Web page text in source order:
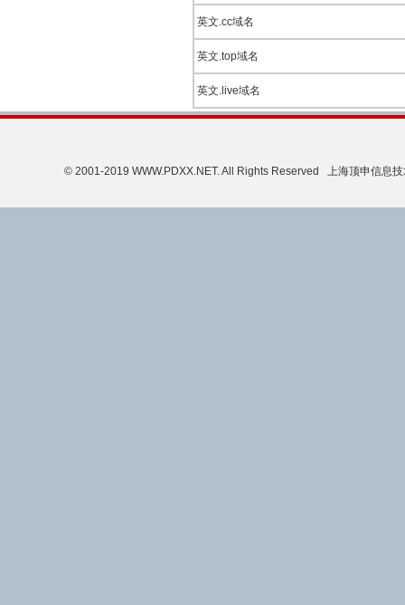
英文.cc域名
英文.top域名
英文.live域名
© 2001-2019 WWW.PDXX.NET. All Rights Reserved 上海顶申信息